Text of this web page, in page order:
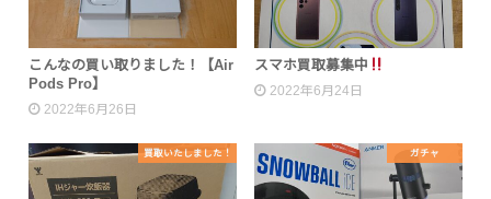
こんなの買い取りました！【Air
Pods Pro】
2022年6月26日
スマホ買取募集中
2022年6月24日
買取いたしました！ ガチャ